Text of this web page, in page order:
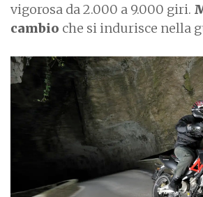
vigorosa da 2.000 a 9.000 giri.
cambio che si indurisce nella